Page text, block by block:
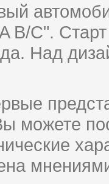
B/C".
Над
можете